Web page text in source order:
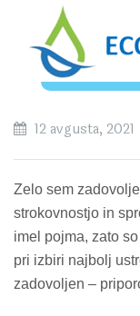
12 avgusta, 2021
Zelo sem
strokovnostjo in
imel pojma, zato
pri izbiri najbolj
zadovoljen –